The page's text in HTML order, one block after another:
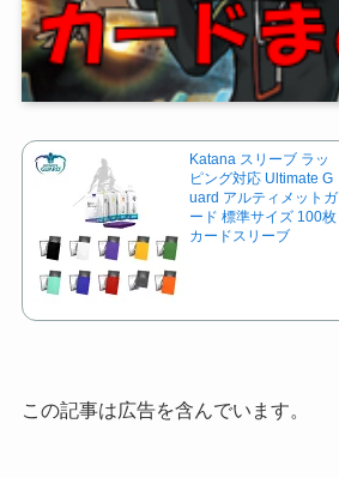
Katana スリーブ ラッ
ピング対応 Ultimate G
uard アルティメットガ
ード 標準サイズ 100枚
カードスリーブ
この記事は広告を含んでいます。